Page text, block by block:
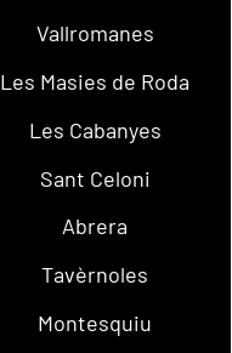
Vallromanes
Les Masies de Roda
Les Cabanyes
Sant Celoni
Abrera
Tavèrnoles
Montesquiu